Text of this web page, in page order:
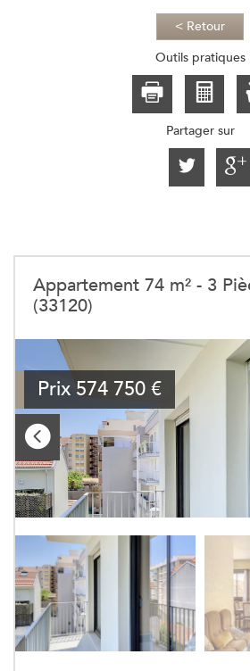
< Retour
Outils pratiques
Partager sur
Appartement 74 m² - 3
(33120)
Prix 574 750 €